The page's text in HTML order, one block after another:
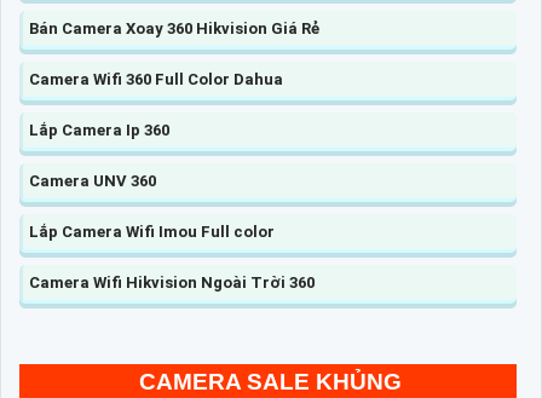
Bán Camera Xoay 360 Hikvision Giá Rẻ
Camera Wifi 360 Full Color Dahua
Lắp Camera Ip 360
Camera UNV 360
Lắp Camera Wifi Imou Full color
Camera Wifi Hikvision Ngoài Trời 360
CAMERA SALE KHỦNG